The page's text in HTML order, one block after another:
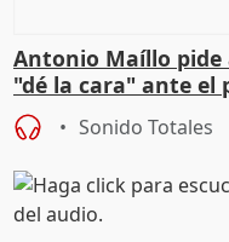
Antonio Maíllo pide
"dé la cara" ante el
acoso del CEO de
Sonido Totales